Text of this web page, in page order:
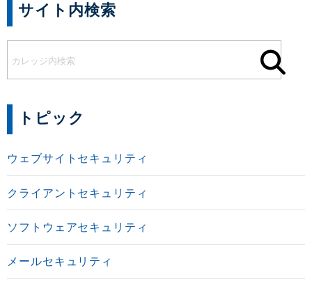
サイト内検索
トピック
ウェブサイトセキュリティ
クライアントセキュリティ
ソフトウェアセキュリティ
メールセキュリティ